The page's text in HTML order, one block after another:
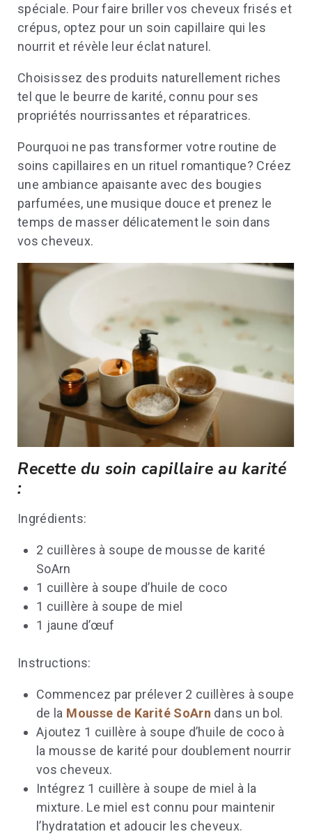
spéciale. Pour faire briller vos cheveux frisés et
crépus, optez pour un soin capillaire qui les
nourrit et révèle leur éclat naturel.
Choisissez des produits naturellement riches
tel que le beurre de karité, connu pour ses
propriétés nourrissantes et réparatrices.
Pourquoi ne pas transformer votre routine de
soins capillaires en un rituel romantique? Créez
une ambiance apaisante avec des bougies
parfumées, une musique douce et prenez le
temps de masser délicatement le soin dans
vos cheveux.
Recette du soin capillaire au karité
:
Ingrédients:
2 cuillères à soupe de mousse de karité
SoArn
1 cuillère à soupe d’huile de coco
1 cuillère à soupe de miel
1 jaune d’œuf
Instructions:
Commencez par prélever 2 cuillères à soupe
de la Mousse de Karité SoArn dans un bol.
Ajoutez 1 cuillère à soupe d’huile de coco à
la mousse de karité pour doublement nourrir
vos cheveux.
Intégrez 1 cuillère à soupe de miel à la
mixture. Le miel est connu pour maintenir
l’hydratation et adoucir les cheveux.